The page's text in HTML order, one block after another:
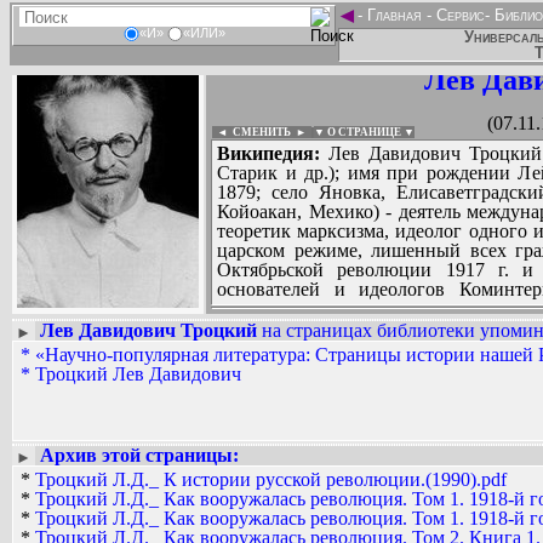
«И» «ИЛИ»
◄- Главная - Сервис-
Лев
◄ СМЕНИТЬ ► ▼ О СТРАНИЦЕ ▼
Википедия: Лев Давидович
Старик и др.); имя при рождении
1879; село Яновка,
Койоакан, Мехико) - деятель
теоретик марксизма, идеолог
царском режиме, лишенный всех
Октябрьской революции 1917 г.
основателей и идеологов
правительстве - нарком по
морским делам и председатель
1923 г. - лидер внутрипартийной
гг. В 1927 г. снят со всех постов,
В 1932 г. лишен советского
литературно-критических статей,
женат, без расторжения первого
Меркадером 20 августа 1940 г. в
Вадим Ершов...
...
► Лев Давидович Троцкий на страницах библиотеки
* «Научно-популярная литература: Страницы истории
* Троцкий Лев Давидович
►
Архив этой страницы:
* Троцкий Л.Д._ К истории русской революции.(1990).pdf
* Троцкий Л.Д._ Как вооружалась революция. Том 1. 1918-й
* Троцкий Л.Д._ Как вооружалась революция. Том 1. 1918-й
* Троцкий Л.Д._ Как вооружалась революция. Том 2. Книга